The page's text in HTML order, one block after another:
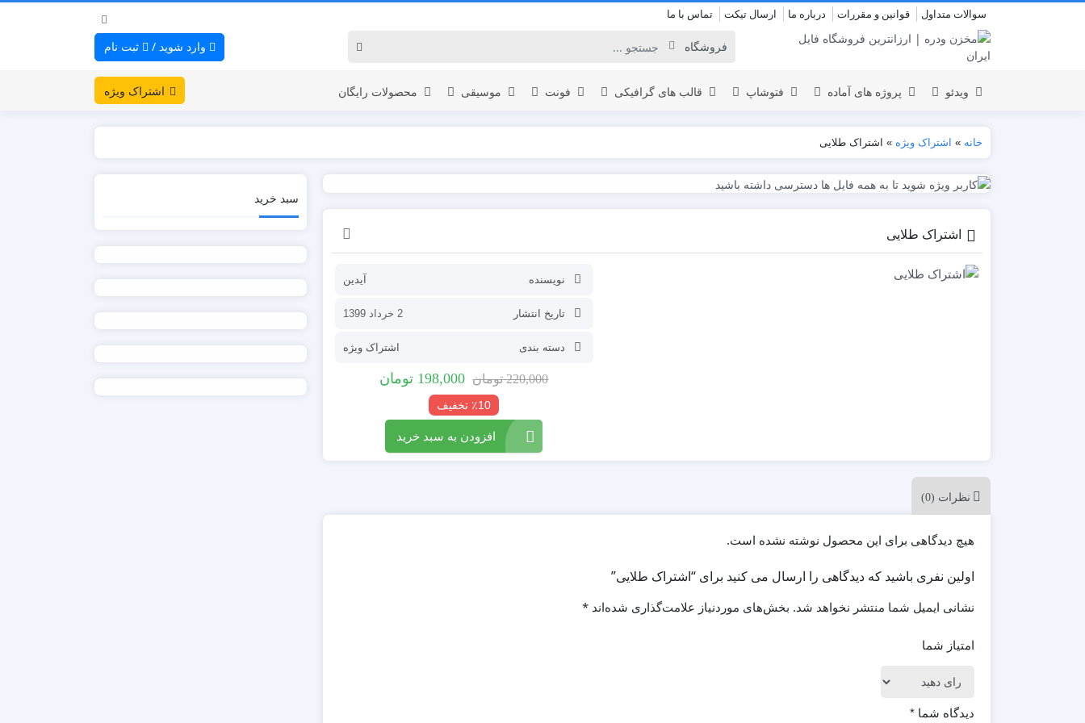
سوالات متداول قوانین و مقررات درباره ما ارسال تیکت تماس با ما
وارد شوید / ثبت نام
ویدئو پروژه های آماده
نمایش لوگو
عروسی
عناوین
استودیو مجازی
افتتاحیه
شبکه های اجتماعی
علمی
مناسبات ویژه
موکاپ تبلیغاتی
معرفی وبسایت و اپلیکیشن
المنت
نمایش لوگو
نمایش ویدئو
برودکست
المنت
افتتاحیه
تبلیغات محصول
نمایش ویدئو
فتوشاپ قالب های گرافیکی فونت موسیقی محصولات رایگان اشتراک ویژه
خانه » اشتراک ویژه » اشتراک طلایی
اشتراک طلایی
نویسنده آیدین
تاریخ انتشار 2 خرداد 1399
دسته بندی اشتراک ویژه
220,000 تومان 198,000 تومان
٪10 تخفیف
افزودن به سبد خرید
نظرات (0)
هیچ دیدگاهی برای این محصول نوشته نشده است.
اولین نفری باشید که دیدگاهی را ارسال می کنید برای “اشتراک طلایی”
نشانی ایمیل شما منتشر نخواهد شد. بخش‌های موردنیاز علامت‌گذاری شده‌اند *
امتیاز شما
دیدگاه شما *
سبد خرید